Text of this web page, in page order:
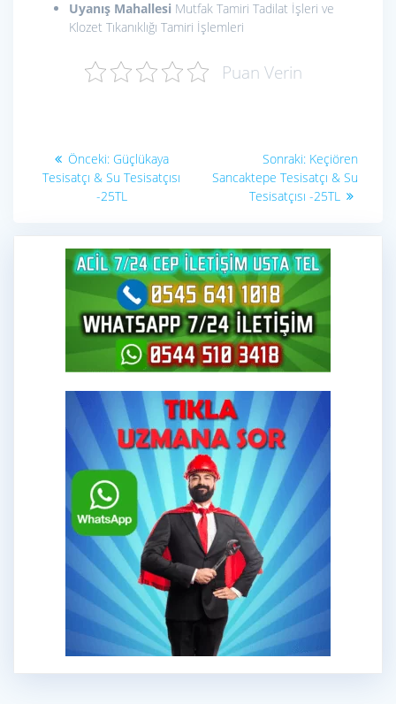
Uyanış Mahallesi Mutfak Tamiri Tadilat İşleri ve
Klozet Tıkanıklığı Tamiri İşlemleri
Puan Verin
Yazı
gezinmesi
Önceki: Önceki
yazı:
Güçlükaya
Tesisatçı & Su Tesisatçısı
-25TL
Sonraki: Sonraki
yazı:
Keçiören
Sancaktepe Tesisatçı & Su
Tesisatçısı -25TL